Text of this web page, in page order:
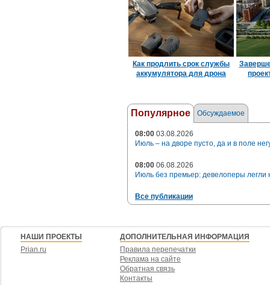
Как продлить срок службы
аккумулятора для дрона
Популярное Обсуждаемое
08:00 03.08.2026
Июль – на дворе пусто, да и в поле
08:00 06.08.2026
Июль без премьер: девелоперы легли
Все публикации
НАШИ ПРОЕКТЫ
Prian.ru
ДОПОЛНИТЕЛЬНАЯ ИНФОРМАЦИЯ
Правила перепечатки
Реклама на сайте
Обратная связь
Контакты